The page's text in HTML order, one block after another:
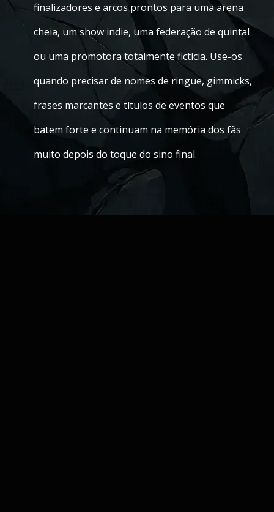
finalizadores e arcos prontos para uma arena
cheia, um show indie, uma federação de quintal
ou uma promotora totalmente fictícia. Use-os
quando precisar de nomes de ringue, gimmicks,
frases marcantes e títulos de eventos que
batem forte e continuam na memória dos fãs
muito depois do toque do sino final.